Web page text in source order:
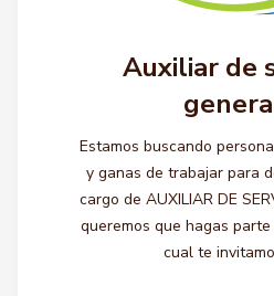
Auxiliar de
Estamos buscando
y ganas de trabajar para
cargo de AUXILIAR DE
queremos que hagas
cual te